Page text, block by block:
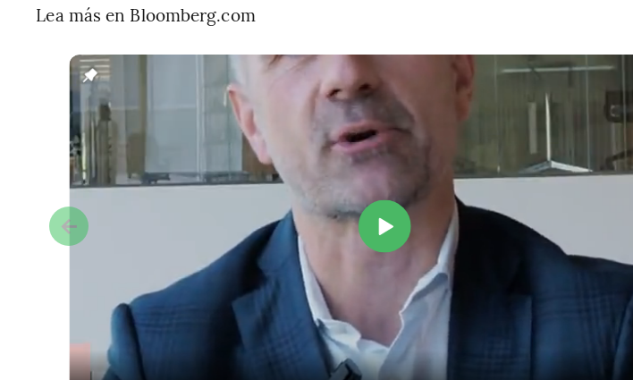
Lea más en Bloomberg.com